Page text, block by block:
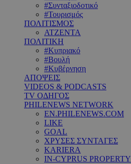
#Συνταξιοδοτικό
#Τουρισμός
ΠΟΛΙΤΙΣΜΟΣ
ΑΤΖΕΝΤΑ
ΠΟΛΙΤΙΚΗ
#Κυπριακό
#Βουλή
#Κυβέρνηση
ΑΠΟΨΕΙΣ
VIDEOS & PODCASTS
TV ΟΔΗΓΟΣ
PHILENEWS NETWORK
EN.PHILENEWS.COM
LIKE
GOAL
ΧΡΥΣΕΣ ΣΥΝΤΑΓΕΣ
KARIERA
IN-CYPRUS PROPERTY